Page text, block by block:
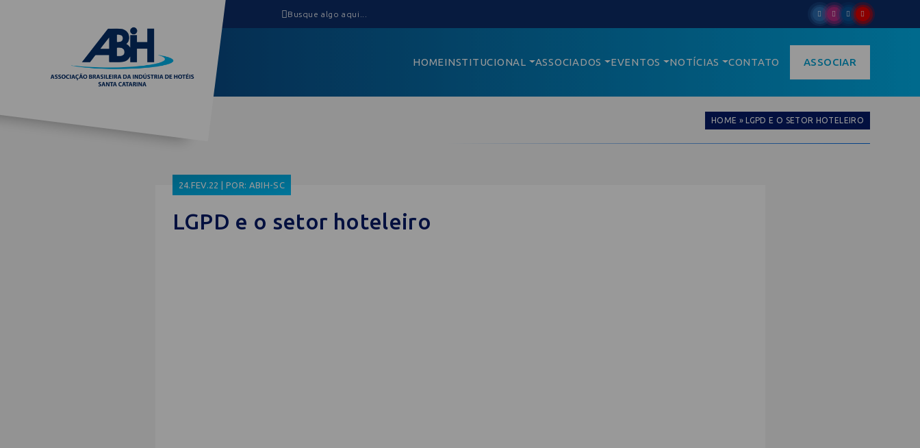
HOMEINSTITUCIONAL ASSOCIADOS EVENTOS NOTÍCIAS CONTATO ASSOCIAR
HOME »LGPD E O SETOR HOTELEIRO
24.FEV.22 | POR: ABIH-SC
LGPD e o setor hoteleiro